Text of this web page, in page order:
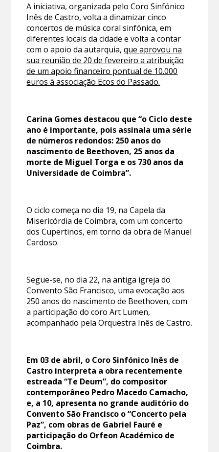
A iniciativa, organizada pelo Coro Sinfónico
Inês de Castro, volta a dinamizar cinco
concertos de música coral sinfónica, em
diferentes locais da cidade e volta a contar
com o apoio da autarquia,que aprovou na
sua reunião de 20 de fevereiro a atribuição
de um apoio financeiro pontual de 10.000
euros à associação Ecos do Passado.
Carina Gomes destacou que “o Ciclo deste
ano é importante, pois assinala uma série
de números redondos: 250 anos do
nascimento de Beethoven, 25 anos da
morte de Miguel Torga e os 730 anos da
Universidade de Coimbra”.
O ciclo começa no dia 19, na Capela da
Misericórdia de Coimbra, com um concerto
dos Cupertinos, em torno da obra de Manuel
Cardoso.
Segue-se, no dia 22, na antiga igreja do
Convento São Francisco, uma evocação aos
250 anos do nascimento de Beethoven, com
a participação do coro Art Lumen,
acompanhado pela Orquestra Inês de Castro.
Em 03 de abril, o Coro Sinfónico Inês de
Castro interpreta a obra recentemente
estreada “Te Deum”, do compositor
contemporâneo Pedro Macedo Camacho,
e, a 10, apresenta no grande auditório do
Convento São Francisco o “Concerto pela
Paz”, com obras de Gabriel Fauré e
participação do Orfeon Académico de
Coimbra.